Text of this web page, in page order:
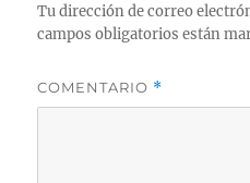
Tu dirección de correo
campos obligatorios están
COMENTARIO *